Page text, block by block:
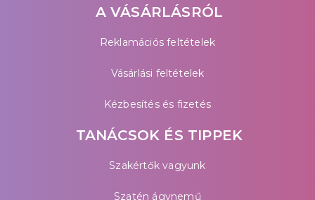
A VÁSÁRLÁSRÓL
Reklamációs feltételek
Vásárlási feltételek
Kézbesítés és fizetés
TANÁCSOK ÉS TIPPEK
Szakértők vagyunk
Szatén ágynemű